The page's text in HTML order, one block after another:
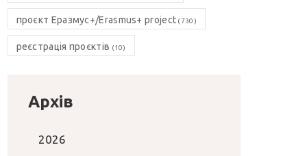
проєкт Еразмус+/Erasmus+ project (730)
реєстрація проєктів (10)
Архів
2026